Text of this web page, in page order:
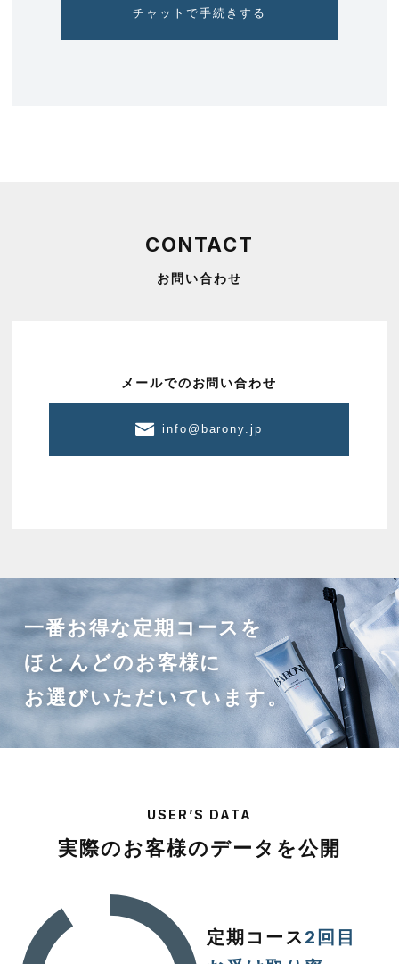
チャットで手続きする
CONTACT
お問い合わせ
メールでのお問い合わせ
info@barony.jp
一番お得な定期コースを
ほとんどのお客様に
お選びいただいています。
USER’S DATA
実際のお客様のデータを公開
定期コース2回目